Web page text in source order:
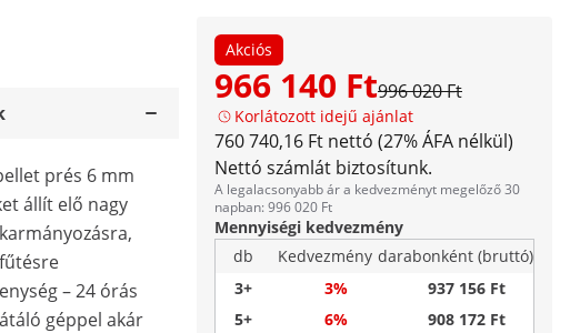
Akciós
966 140 Ft996 020 Ft
Korlátozott idejű ajánlat
760 740,16 Ft nettó (27% ÁFA nélkül)
Nettó számlát biztosítunk.
A legalacsonyabb ár a kedvezményt megelőző 30
napban: 996 020 Ft
Mennyiségi kedvezmény
db
Kedvezmény darabonként (bruttó)
3+
3%
937 156 Ft
5+
6%
908 172 Ft
prés 6 mm
állít elő nagy
– 24 órás
géppel akár